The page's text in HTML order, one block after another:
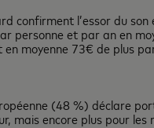
confirment l’essor du
personne et par an en
moyenne 73€ de plus
(48 %) déclare
mais encore plus pour